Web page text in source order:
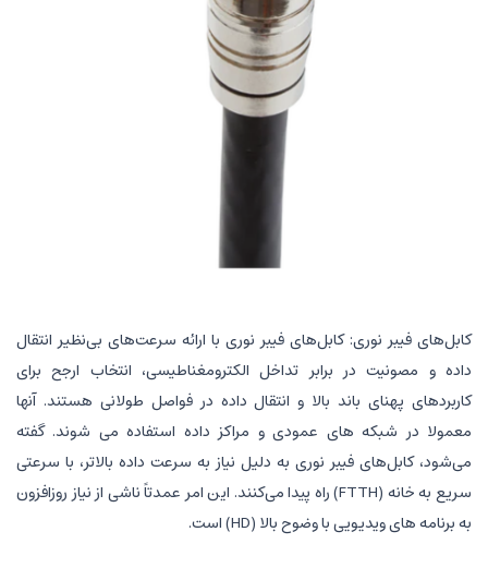
کابل‌های فیبر نوری: کابل‌های فیبر نوری با ارائه سرعت‌های بی‌نظیر انتقال
داده و مصونیت در برابر تداخل الکترومغناطیسی، انتخاب ارجح برای
کاربردهای پهنای باند بالا و انتقال داده در فواصل طولانی هستند. آنها
معمولا در شبکه های عمودی و مراکز داده استفاده می شوند. گفته
می‌شود، کابل‌های فیبر نوری به دلیل نیاز به سرعت داده بالاتر، با سرعتی
سریع به خانه (FTTH) راه پیدا می‌کنند. این امر عمدتاً ناشی از نیاز روزافزون
به برنامه های ویدیویی با وضوح بالا (HD) است.